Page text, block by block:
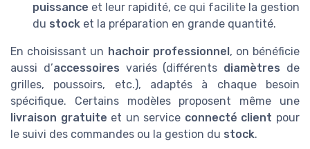
puissance et leur rapidité, ce qui facilite la gestion
du stock et la préparation en grande quantité.
En choisissant un hachoir professionnel , on bénéficie
aussi d’accessoires variés (différents diamètres de
grilles, poussoirs, etc.), adaptés à chaque besoin
spécifique. Certains modèles proposent même une
livraison gratuite et un service connecté client pour
le suivi des commandes ou la gestion du stock.